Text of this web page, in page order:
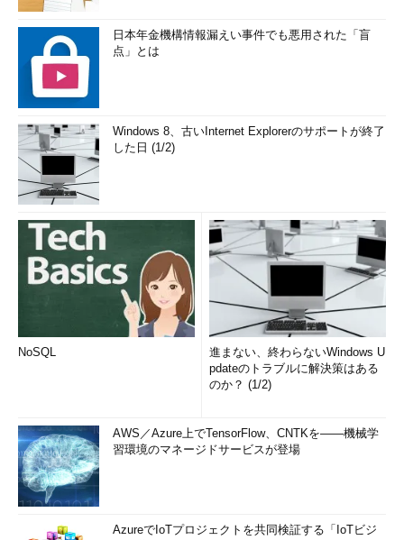
日本年金機構情報漏えい事件でも悪用された「盲
点」とは
Windows 8、古いInternet Explorerのサポートが終了
した日 (1/2)
NoSQL
進まない、終わらないWindows U
pdateのトラブルに解決策はある
のか？ (1/2)
AWS／Azure上でTensorFlow、CNTKを――機械学
習環境のマネージドサービスが登場
AzureでIoTプロジェクトを共同検証する「IoTビジ